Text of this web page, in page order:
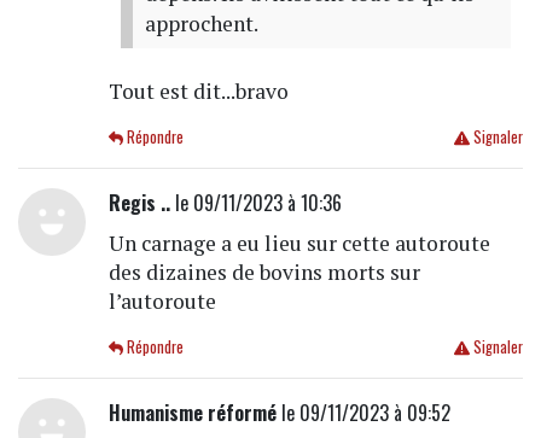
approchent.
Tout est dit...bravo
Signaler
Répondre
Regis ..le 09/11/2023 à 10:36
Un carnage a eu lieu sur cette autoroute
des dizaines de bovins morts sur
l’autoroute
Signaler
Répondre
Humanisme réforméle 09/11/2023 à 09:52